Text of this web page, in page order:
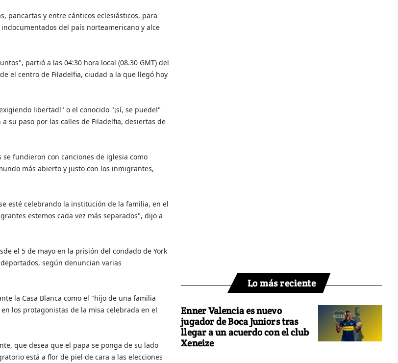
pancartas y entre cánticos eclesiásticos, para
del país norteamericano y alce
partió a las 04:30 hora local (08.30 GMT) del
el centro de Filadelfia, ciudad a la que llegó hoy
libertad!" o el conocido "¡sí, se puede!"
su paso por las calles de Filadelfia, desiertas de
fundieron con canciones de iglesia como
más abierto y justo con los inmigrantes,
esté celebrando la institución de la familia, en el
estemos cada vez más separados", dijo a
el 5 de mayo en la prisión del condado de York
según denuncian varias
la Casa Blanca como el "hijo de una familia
los protagonistas de la misa celebrada en el
que desea que el papa se ponga de su lado
está a flor de piel de cara a las elecciones
Lo más reciente
Enner Valencia es nuevo
jugador de Boca Juniors tras
llegar a un acuerdo con el club
Xeneize